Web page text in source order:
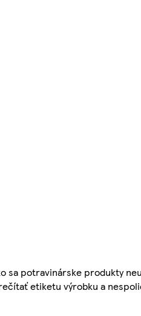
sa potravinárske produkty
etiketu výrobku a